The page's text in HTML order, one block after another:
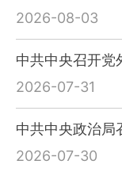
2026-08-03
中共中央召开
2026-07-31
中共中央政治
2026-07-30